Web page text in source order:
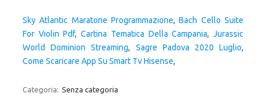
Sky Atlantic Maratone Programmazione,Bach Cello Suite
For Violin Pdf,Cartina Tematica Della Campania,Jurassic
World Dominion Streaming, Sagre Padova 2020 Luglio,
Come Scaricare App Su Smart Tv Hisense,
Categoria: Senza categoria